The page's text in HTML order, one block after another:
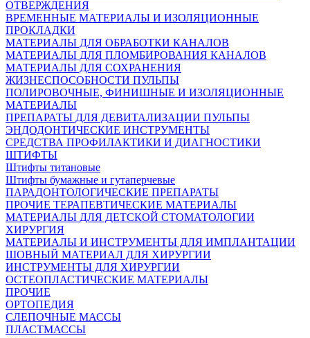
ОТВЕРЖДЕНИЯ
ВРЕМЕННЫЕ МАТЕРИАЛЫ И ИЗОЛЯЦИОННЫЕ
ПРОКЛАДКИ
МАТЕРИАЛЫ ДЛЯ ОБРАБОТКИ КАНАЛОВ
МАТЕРИАЛЫ ДЛЯ ПЛОМБИРОВАНИЯ КАНАЛОВ
МАТЕРИАЛЫ ДЛЯ СОХРАНЕНИЯ
ЖИЗНЕСПОСОБНОСТИ ПУЛЬПЫ
ПОЛИРОВОЧНЫЕ, ФИНИШНЫЕ И ИЗОЛЯЦИОННЫЕ
МАТЕРИАЛЫ
ПРЕПАРАТЫ ДЛЯ ДЕВИТАЛИЗАЦИИ ПУЛЬПЫ
ЭНДОДОНТИЧЕСКИЕ ИНСТРУМЕНТЫ
СРЕДСТВА ПРОФИЛАКТИКИ И ДИАГНОСТИКИ
ШТИФТЫ
Штифты титановые
Штифты бумажные и гутаперчевые
ПАРАДОНТОЛОГИЧЕСКИЕ ПРЕПАРАТЫ
ПРОЧИЕ ТЕРАПЕВТИЧЕСКИЕ МАТЕРИАЛЫ
МАТЕРИАЛЫ ДЛЯ ДЕТСКОЙ СТОМАТОЛОГИИ
ХИРУРГИЯ
МАТЕРИАЛЫ И ИНСТРУМЕНТЫ ДЛЯ ИМПЛАНТАЦИИ
ШОВНЫЙ МАТЕРИАЛ ДЛЯ ХИРУРГИИ
ИНСТРУМЕНТЫ ДЛЯ ХИРУРГИИ
ОСТЕОПЛАСТИЧЕСКИЕ МАТЕРИАЛЫ
ПРОЧИЕ
ОРТОПЕДИЯ
СЛЕПОЧНЫЕ МАССЫ
ПЛАСТМАССЫ